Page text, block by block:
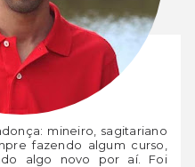
mineiro, sagitariano
fazendo algum curso,
algo novo por aí. Foi